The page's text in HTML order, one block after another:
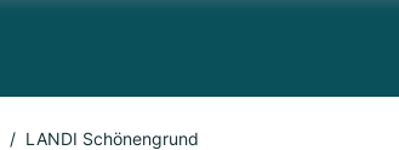
LANDI Schönengrund